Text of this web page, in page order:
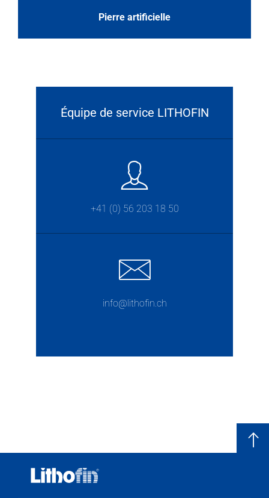
Pierre artificielle
Équipe de service LITHOFIN
+41 (0) 56 203 18 50
info@lithofin.ch